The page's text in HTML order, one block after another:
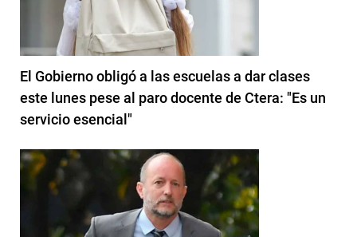
El Gobierno obligó a las escuelas a dar clases
este lunes pese al paro docente de Ctera: "Es un
servicio esencial"